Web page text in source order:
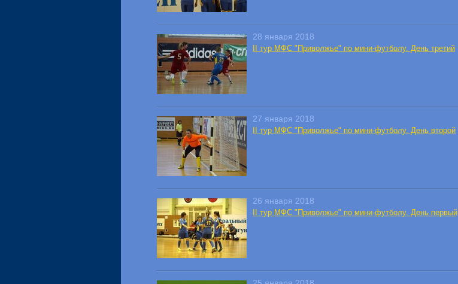
28 января 2018
II тур МФС "Приволжье" по мини-футболу. День третий
27 января 2018
II тур МФС "Приволжье" по мини-футболу. День второй
26 января 2018
II тур МФС "Приволжье" по мини-футболу. День первый